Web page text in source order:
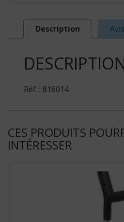
Description
Réf. : 816014
CES PRODUITS
INTÉRESSER